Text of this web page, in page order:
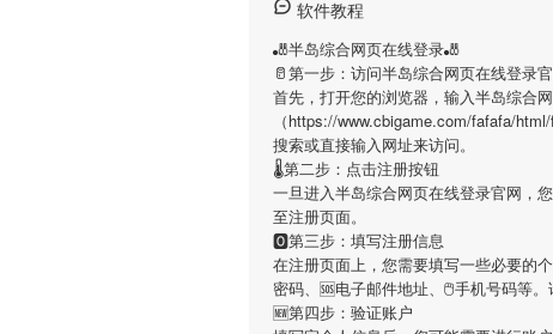
软件教程
🎳半岛综合网页在线登录🎳
🥛第一步：访问半岛综合网页在线登录
首先，打开您的浏览器，输入半岛综合
（https://www.cbigame.com/fafafa/
搜索或直接输入网址来访问。
🌡第二步：点击注册按钮
一旦进入半岛综合网页在线登录官网，
至注册页面。
🅾第三步：填写注册信息
在注册页面上，您需要填写一些必要的
密码、🆘电子邮件地址、🖱手机号码等
🆕第四步：验证账户